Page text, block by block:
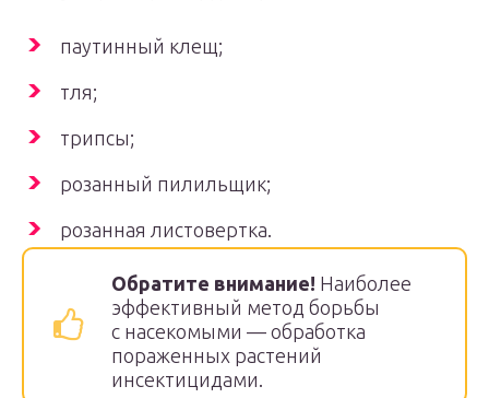
паутинный клещ;
тля;
трипсы;
розанный пилильщик;
розанная листовертка.
Обратите внимание! Наиболее
эффективный метод борьбы
с насекомыми — обработка
пораженных растений
инсектицидами.